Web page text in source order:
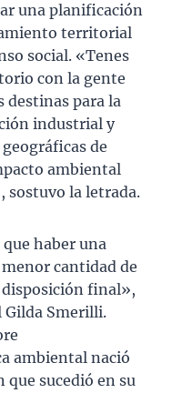
una planificación
territorial
social. «Tenes
con la gente
destinas para la
industrial y
de
ambiental
sostuvo la letrada.
haber una
cantidad de
disposición final»,
Gilda Smerilli.
ambiental nació
sucedió en su